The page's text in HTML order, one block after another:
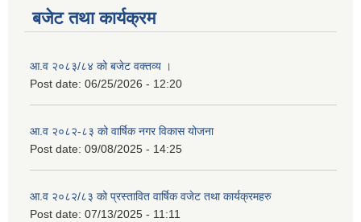
बजेट तथा कार्यक्रम
आ.व २०८३/८४ को बजेट वक्तव्य ।
Post date: 06/25/2026 - 12:20
आ.व २०८२-८३ को वार्षिक नगर विकास योजना
Post date: 09/08/2025 - 14:25
आ.व २०८२/८३ को प्रस्तावित वार्षिक वजेट तथा कार्यक्रमहरु
Post date: 07/13/2025 - 11:11